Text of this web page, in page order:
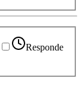
Responde